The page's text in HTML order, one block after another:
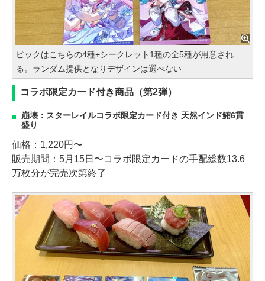
ピックはこちらの4種+シークレット1種の全5種が用意され
る。ランダム提供となりデザインは選べない
コラボ限定カード付き商品（第2弾）
崩壊：スターレイルコラボ限定カード付き 天然インド鮪6貫
盛り
価格：1,220円〜
販売期間：5月15日〜コラボ限定カードの手配総数13.6
万枚分が完売次第終了